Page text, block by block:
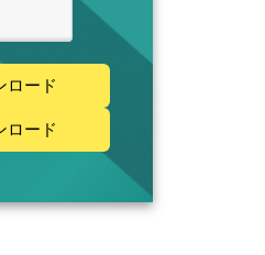
ロード
ロード